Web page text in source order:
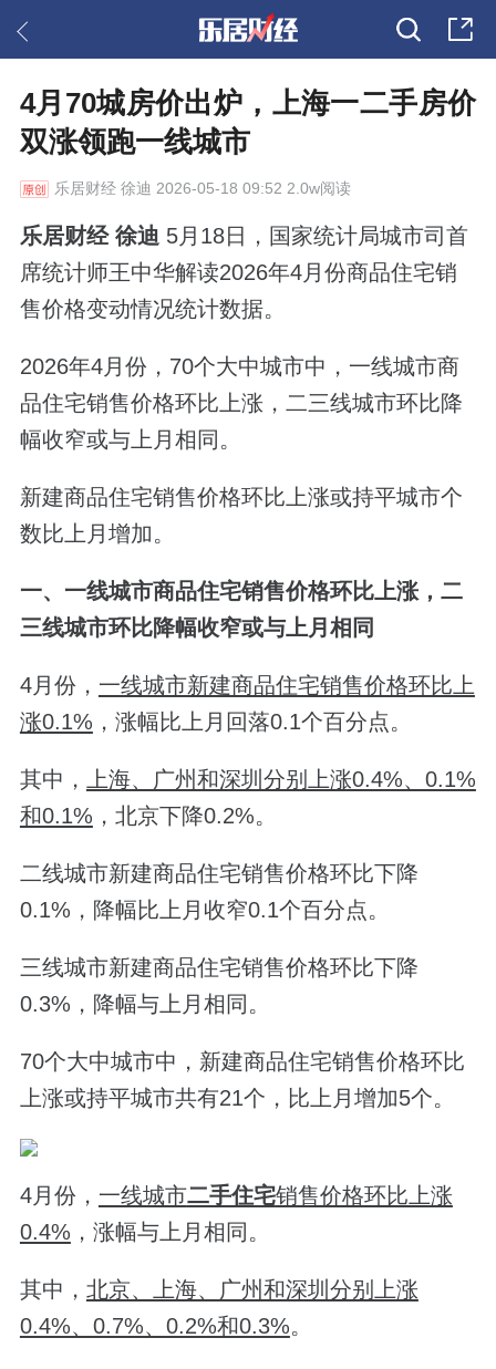
4月70城房价出炉，上海一二手房价
双涨领跑一线城市
乐居财经徐迪 2026-05-18 09:52 2.0w阅读
乐居财经 徐迪 5月18日，国家统计局城市司首
席统计师王中华解读2026年4月份商品住宅销
售价格变动情况统计数据。
2026年4月份，70个大中城市中，一线城市商
品住宅销售价格环比上涨，二三线城市环比降
幅收窄或与上月相同。
新建商品住宅销售价格环比上涨或持平城市个
数比上月增加。
一、一线城市商品住宅销售价格环比上涨，二
三线城市环比降幅收窄或与上月相同
4月份， 一线城市新建商品住宅销售价格环比上
涨0.1% ，涨幅比上月回落0.1个百分点。
其中，
上海、广州和深圳分别上涨0.4%、0.1%
和0.1% ，北京下降0.2%。
二线城市新建商品住宅销售价格环比下降
0.1%，降幅比上月收窄0.1个百分点。
三线城市新建商品住宅销售价格环比下降
0.3%，降幅与上月相同。
70个大中城市中，新建商品住宅销售价格环比
上涨或持平城市共有21个，比上月增加5个。
4月份， 一线城市二手住宅销售价格环比上涨
0.4% ，涨幅与上月相同。
其中， 北京、上海、广州和深圳分别上涨
0.4%、0.7%、0.2%和0.3%。